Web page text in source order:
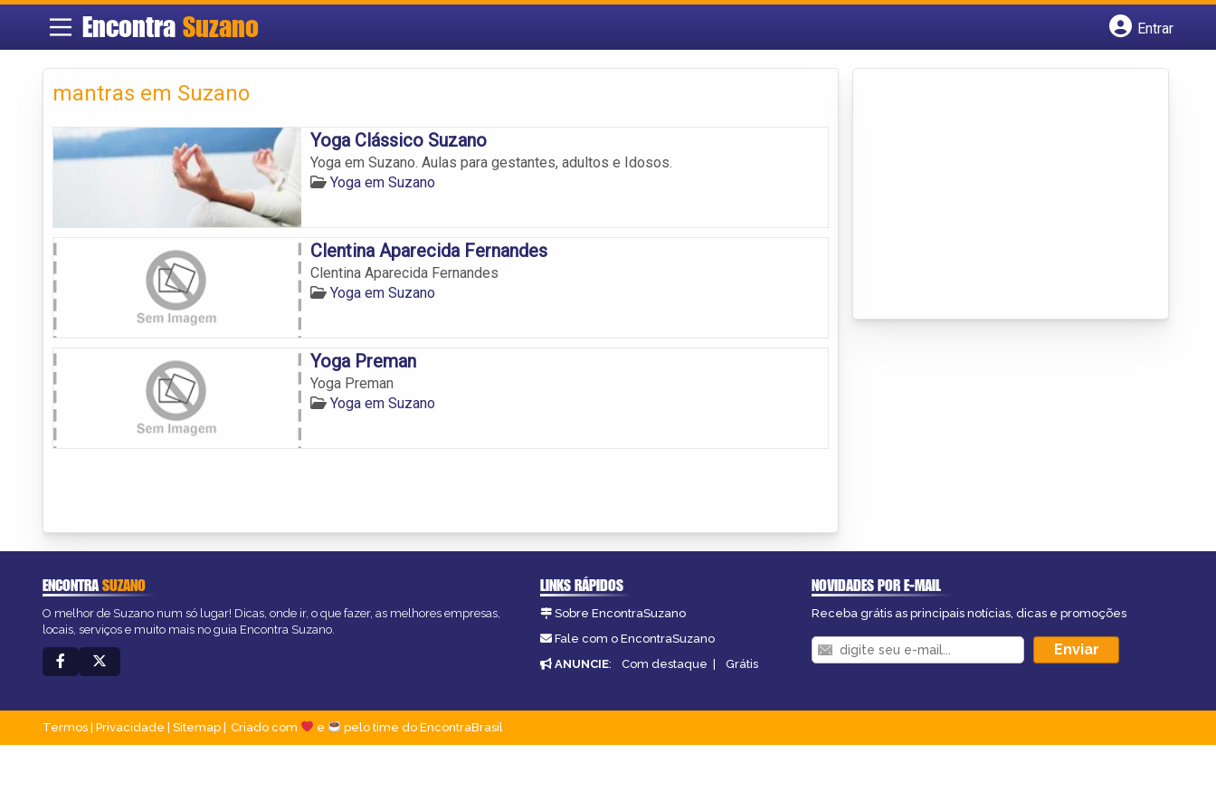
Encontra Suzano
Entrar
mantras em Suzano
Yoga Clássico Suzano
Yoga em Suzano. Aulas para gestantes, adultos e Idosos.
Yoga em Suzano
Clentina Aparecida Fernandes
Clentina Aparecida Fernandes
Yoga em Suzano
Yoga Preman
Yoga Preman
Yoga em Suzano
ENCONTRASUZANO
O melhor de Suzano num só lugar! Dicas, onde ir, o que fazer, as melhores empresas,
locais, serviços e muito mais no guia Encontra Suzano.
LINKS RÁPIDOS
Sobre EncontraSuzano
Fale com o EncontraSuzano
ANUNCIE: Com destaque | Grátis
NOVIDADES POR E-MAIL
Receba grátis as principais notícias, dicas e promoções
Termos Privacidade Sitemap Criado com e pelo time do EncontraBrasil